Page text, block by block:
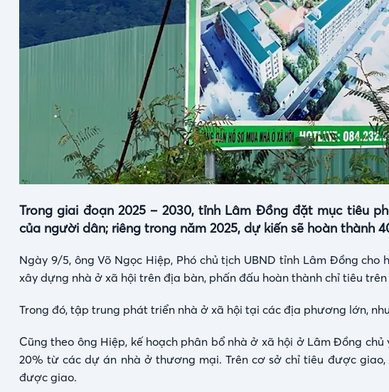
Trong giai đoạn 2025 – 2030, tỉnh Lâm Đồng đặt mục tiêu
của người dân; riêng trong năm 2025, dự kiến sẽ hoàn thành
Ngày 9/5, ông Võ Ngọc Hiệp, Phó chủ tịch UBND tỉnh Lâm Đồng
xây dựng nhà ở xã hội trên địa bàn, phấn đấu hoàn thành chỉ tiêu
Trong đó, tập trung phát triển nhà ở xã hội tại các địa phương lớn,
Cũng theo ông Hiệp, kế hoạch phân bổ nhà ở xã hội ở Lâm Đồng
20% từ các dự án nhà ở thương mại. Trên cơ sở chỉ tiêu được
được giao.